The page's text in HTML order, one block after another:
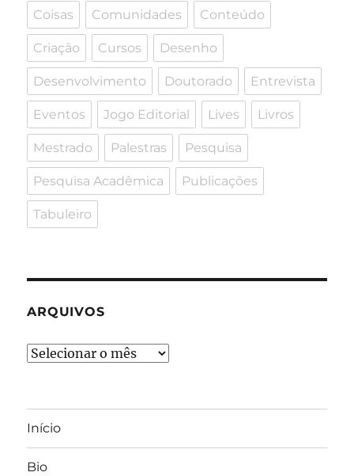
Coisas Comunidades Conteúdo
Criação Cursos Desenho
Desenvolvimento Doutorado Entrevista
Eventos Jogo Editorial Lives Livros
Mestrado Palestras Pesquisa
Pesquisa Acadêmica Publicações
Tabuleiro
ARQUIVOS
Arquivos
Início
Bio